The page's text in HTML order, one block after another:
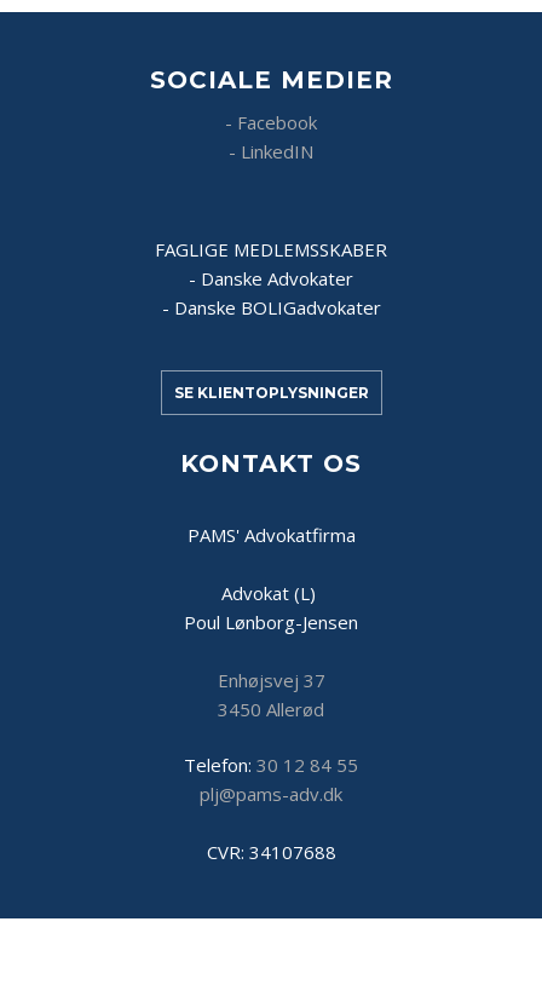
SOCIALE MEDIER
​- Facebook
​- LinkedIN
FAGLIGE MEDLEMSSK​ABER
- Danske Advokater
- Danske BOLIGadvokater
SE KLIENTOPLYSNINGER
​KONTAKT OS
PAMS' Advokatfirma
Advokat (L)
Poul Lønborg-Jensen
Enhøjsvej 37
3450 Allerød
​Telefon: 30 12 84 55
plj@pams-adv.dk
CVR: 34107688